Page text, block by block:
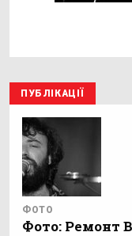
ПУБЛІКАЦІЇ
ФОТО
Фото: Ремонт